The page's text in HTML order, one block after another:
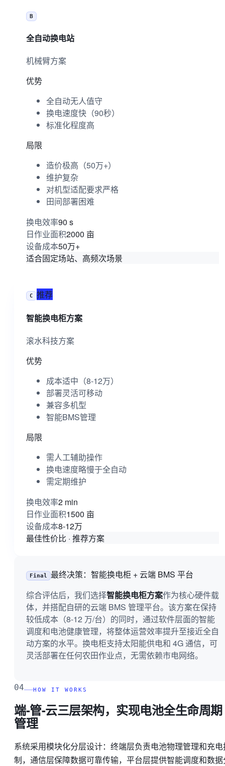
B
全自动换电站
机械臂方案
优势
全自动无人值守
换电速度快（90秒）
标准化程度高
局限
造价极高（50万+）
维护复杂
对机型适配要求严格
田间部署困难
换电效率90 s
日作业面积2000 亩
设备成本50万+
适合固定场站、高频次场景
C 推荐
智能换电柜方案
滚水科技方案
优势
成本适中（8-12万）
部署灵活可移动
兼容多机型
智能BMS管理
局限
需人工辅助操作
换电速度略慢于全自动
需定期维护
换电效率2 min
日作业面积1500 亩
设备成本8-12万
最佳性价比 · 推荐方案
Final
最终决策：智能换电柜 + 云端 BMS 平台
综合评估后，我们选择智能换电柜方案作为核心硬件载
体，并搭配自研的云端 BMS 管理平台。该方案在保持
较低成本（8-12 万/台）的同时，通过软件层面的智能
调度和电池健康管理，将整体运营效率提升至接近全自
动方案的水平。换电柜支持太阳能供电和 4G 通信，可
灵活部署在任何农田作业点，无需依赖市电网络。
04 HOW IT WORKS
端-管-云三层架构，实现电池全生命周期
管理
系统采用模块化分层设计：终端层负责电池物理管理和充
制，通信层保障数据可靠传输，平台层提供智能调度和数据